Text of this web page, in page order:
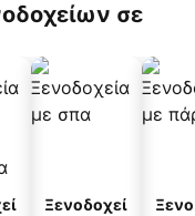
σε
Ξενοδοχεί